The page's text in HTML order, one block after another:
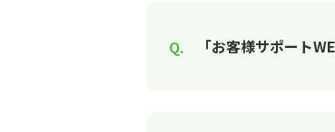
「お客様サポート